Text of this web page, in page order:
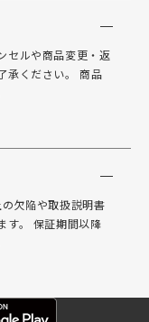
セルや商品変更・返
承ください。 商品
欠陥や取扱説明書
す。 保証期間以降